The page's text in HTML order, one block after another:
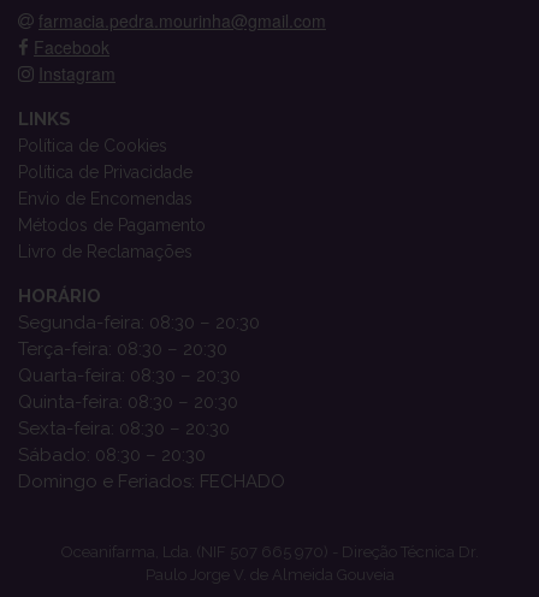
farmacia.pedra.mourinha@gmail.com
Facebook
Instagram
LINKS
Política de Cookies
Política de Privacidade
Envio de Encomendas
Métodos de Pagamento
Livro de Reclamações
HORÁRIO
Segunda-feira: 08:30 – 20:30
Terça-feira: 08:30 – 20:30
Quarta-feira: 08:30 – 20:30
Quinta-feira: 08:30 – 20:30
Sexta-feira: 08:30 – 20:30
Sábado: 08:30 – 20:30
Domingo e Feriados: FECHADO
Oceanifarma, Lda. (NIF 507 665 970) - Direção Técnica Dr.
Paulo Jorge V. de Almeida Gouveia